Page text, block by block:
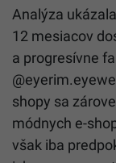
Analýza
12 mesiacov
a progresívne
shopy sa
módnych e-
však iba